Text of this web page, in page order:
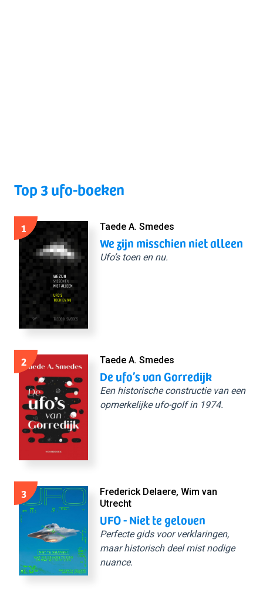
Top 3 ufo-boeken
1 Taede A. Smedes
We zijn misschien niet alleen
Ufo’s toen en nu.
2 Taede A. Smedes
De ufo’s van Gorredijk
Een historische constructie van een
opmerkelijke ufo-golf in 1974.
3
Frederick Delaere, Wim van
Utrecht
UFO - Niet te geloven
Perfecte gids voor verklaringen,
maar historisch deel mist nodige
nuance.